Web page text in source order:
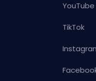
YouTube
TikTok